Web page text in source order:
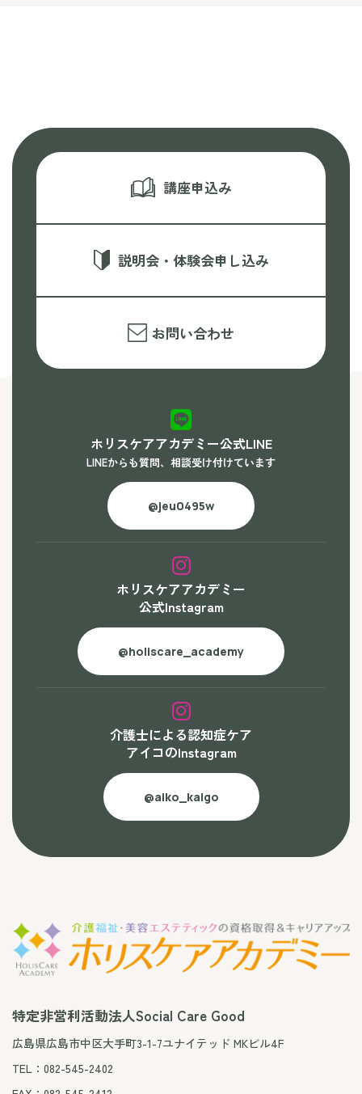
講座申込み
説明会・体験会申し込み
お問い合わせ
ホリスケアアカデミー公式LINE
LINEからも質問、相談受け付けています
@jeu0495w
ホリスケアアカデミー
公式Instagram
@holiscare_academy
介護士による認知症ケア
アイコのInstagram
@aiko_kaigo
特定非営利活動法人Social Care Good
広島県広島市中区大手町3-1-7ユナイテッド MKビル4F
TEL：082-545-2402